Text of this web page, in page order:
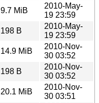
9.7 MiB
2010-May-
19 23:59
198 B
2010-May-
19 23:59
14.9 MiB
2010-Nov-
30 03:52
198 B
2010-Nov-
30 03:52
20.1 MiB
2010-Nov-
30 03:51